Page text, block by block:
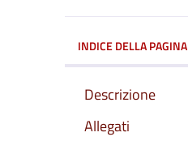
INDICE DELLA PAGINA
Descrizione
Allegati